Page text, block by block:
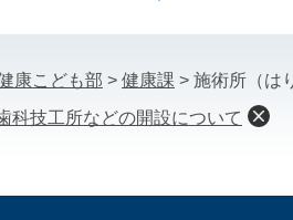
康こども部 > 健康課 > 施術所（は
科技工所などの開設について